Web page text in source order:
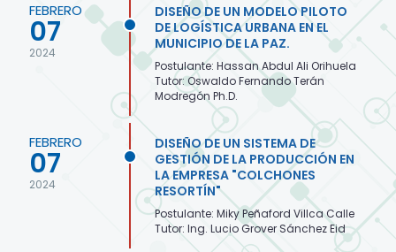
FEBRERO
07
2024
DISEÑO DE UN MODELO PILOTO
DE LOGÍSTICA URBANA EN EL
MUNICIPIO DE LA PAZ.
Postulante: Hassan Abdul Ali Orihuela
Tutor: Oswaldo Fernando Terán
Modregón Ph.D.
FEBRERO
07
2024
DISEÑO DE UN SISTEMA DE
GESTIÓN DE LA PRODUCCIÓN EN
LA EMPRESA "COLCHONES
RESORTÍN"
Postulante: Miky Peñaford Villca Calle
Tutor: Ing. Lucio Grover Sánchez Eid